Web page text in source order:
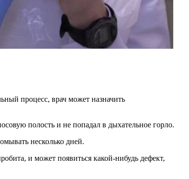
процесс, врач может назначить
полость и не попадал в дыхательное горло.
несколько дней.
и может появиться какой-нибудь дефект,